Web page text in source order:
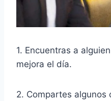
1. Encuentras a
mejora el día.
2. Compartes algunos